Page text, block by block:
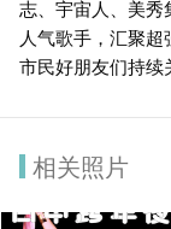
志、宇宙人、美秀
人气歌手，汇聚
市民好朋友们持续
相关照片